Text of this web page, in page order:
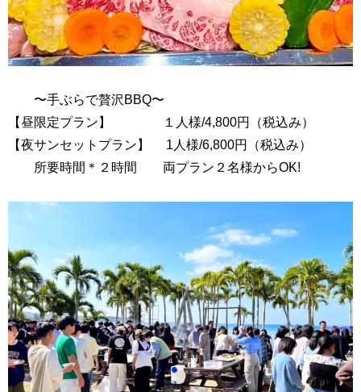
〜手ぶらで贅沢BBQ〜
【昼限定プラン】 １人様/4,800円（税込み）
【夜サンセットプラン】 1人様/6,800円（税込み）
所要時間＊２時間 両プラン２名様からOK!